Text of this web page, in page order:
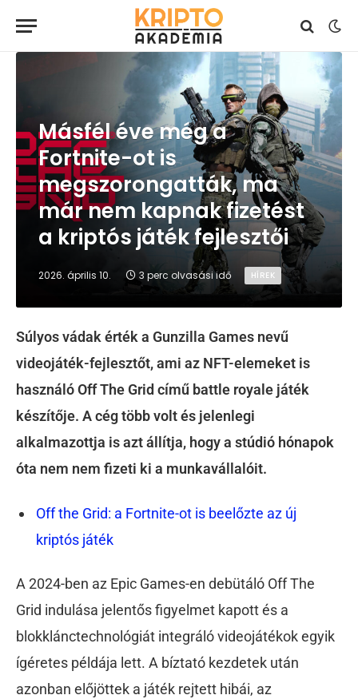
Másfél éve még a
Fortnite-ot is
megszorongatták, ma
már nem kapnak fizetést
a kriptós játék fejlesztői
2026. április 10. 3 perc olvasási idő HÍREK
Súlyos vádak érték a Gunzilla Games nevű
videojáték-fejlesztőt, ami az NFT-elemeket is
használó Off The Grid című battle royale játék
készítője. A cég több volt és jelenlegi
alkalmazottja is azt állítja, hogy a stúdió hónapok
óta nem nem fizeti ki a munkavállalóit.
Off the Grid: a Fortnite-ot is beelőzte az új
kriptós játék
A 2024-ben az Epic Games-en debütáló Off The
Grid indulása jelentős figyelmet kapott és a
blokklánctechnológiát integráló videojátékok egyik
ígéretes példája lett. A bíztató kezdetek után
azonban előjöttek a játék rejtett hibái, az